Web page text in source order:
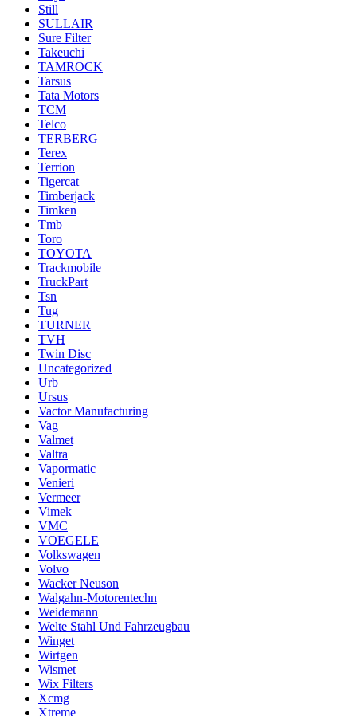
Still
SULLAIR
Sure Filter
Takeuchi
TAMROCK
Tarsus
Tata Motors
TCM
Telco
TERBERG
Terex
Terrion
Tigercat
Timberjack
Timken
Tmb
Toro
TOYOTA
Trackmobile
TruckPart
Tsn
Tug
TURNER
TVH
Twin Disc
Uncategorized
Urb
Ursus
Vactor Manufacturing
Vag
Valmet
Valtra
Vapormatic
Venieri
Vermeer
Vimek
VMC
VOEGELE
Volkswagen
Volvo
Wacker Neuson
Walgahn-Motorentechn
Weidemann
Welte Stahl Und Fahrzeugbau
Winget
Wirtgen
Wismet
Wix Filters
Xcmg
Xtreme